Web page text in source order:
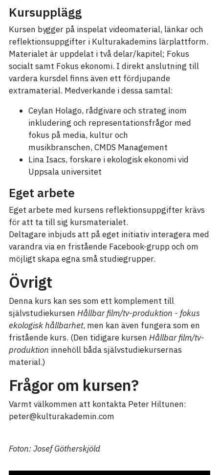
Kursupplägg
Kursen bygger på inspelat videomaterial, länkar och
reflektionsuppgifter i Kulturakademins lärplattform.
Materialet är uppdelat i två delar/kapitel; Fokus
socialt samt Fokus ekonomi. I direkt anslutning till
vardera kursdel finns även ett fördjupande
extramaterial. Medverkande i dessa samtal:
Ceylan Holago, rådgivare och strateg inom
inkludering och representationsfrågor med
fokus på media, kultur och
musikbranschen, CMDS Management
Lina Isacs, forskare i ekologisk ekonomi vid
Uppsala universitet
Eget arbete
Eget arbete med kursens reflektionsuppgifter krävs
för att ta till sig kursmaterialet.
Deltagare inbjuds att på eget initiativ interagera med
varandra via en fristående Facebook-grupp och om
möjligt skapa egna små studiegrupper.
Övrigt
Denna kurs kan ses som ett komplement till
självstudiekursen Hållbar film/tv-produktion - fokus
ekologisk hållbarhet, men kan även fungera som en
fristående kurs. (Den tidigare kursen Hållbar film/tv-
produktion innehöll båda självstudiekursernas
material.)
Frågor om kursen?
Varmt välkommen att kontakta Peter Hiltunen:
peter@kulturakademin.com
Foton: Josef Götherskjöld